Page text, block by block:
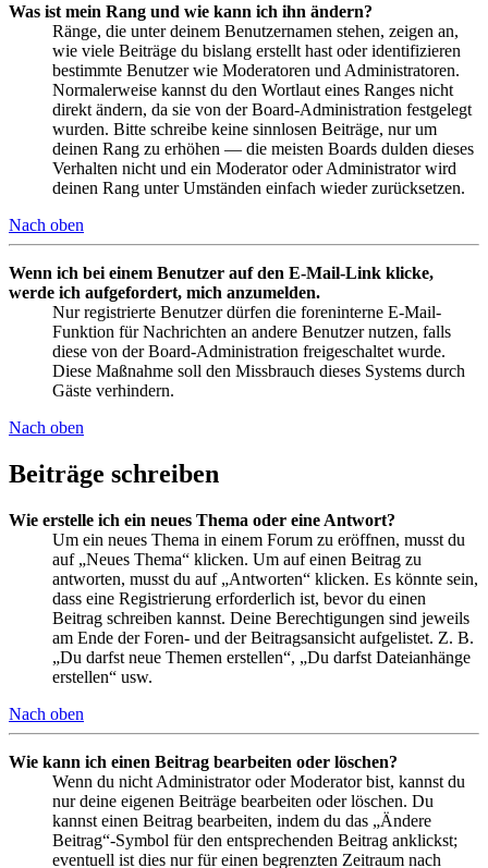
Was ist mein Rang und wie kann ich ihn ändern?
Ränge, die unter deinem Benutzernamen stehen, zeigen an,
wie viele Beiträge du bislang erstellt hast oder identifizieren
bestimmte Benutzer wie Moderatoren und Administratoren.
Normalerweise kannst du den Wortlaut eines Ranges nicht
direkt ändern, da sie von der Board-Administration festgelegt
wurden. Bitte schreibe keine sinnlosen Beiträge, nur um
deinen Rang zu erhöhen — die meisten Boards dulden dieses
Verhalten nicht und ein Moderator oder Administrator wird
deinen Rang unter Umständen einfach wieder zurücksetzen.
Nach oben
Wenn ich bei einem Benutzer auf den E-Mail-Link klicke,
werde ich aufgefordert, mich anzumelden.
Nur registrierte Benutzer dürfen die foreninterne E-Mail-
Funktion für Nachrichten an andere Benutzer nutzen, falls
diese von der Board-Administration freigeschaltet wurde.
Diese Maßnahme soll den Missbrauch dieses Systems durch
Gäste verhindern.
Nach oben
Beiträge schreiben
Wie erstelle ich ein neues Thema oder eine Antwort?
Um ein neues Thema in einem Forum zu eröffnen, musst du
auf „Neues Thema“ klicken. Um auf einen Beitrag zu
antworten, musst du auf „Antworten“ klicken. Es könnte sein,
dass eine Registrierung erforderlich ist, bevor du einen
Beitrag schreiben kannst. Deine Berechtigungen sind jeweils
am Ende der Foren- und der Beitragsansicht aufgelistet. Z. B.
„Du darfst neue Themen erstellen“, „Du darfst Dateianhänge
erstellen“ usw.
Nach oben
Wie kann ich einen Beitrag bearbeiten oder löschen?
Wenn du nicht Administrator oder Moderator bist, kannst du
nur deine eigenen Beiträge bearbeiten oder löschen. Du
kannst einen Beitrag bearbeiten, indem du das „Ändere
Beitrag“-Symbol für den entsprechenden Beitrag anklickst;
eventuell ist dies nur für einen begrenzten Zeitraum nach